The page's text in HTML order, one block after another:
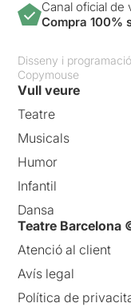
Canal oficial de
Compra 100%
Disseny i
Copymouse
Vull veure
Teatre
Musicals
Humor
Infantil
Dansa
Teatre Barcelona
Atenció al client
Avís legal
Política de